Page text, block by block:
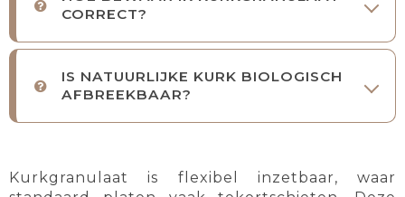
CORRECT?
IS NATUURLIJKE KURK BIOLOGISCH
AFBREEKBAAR?
Kurkgranulaat is flexibel inzetbaar, waar